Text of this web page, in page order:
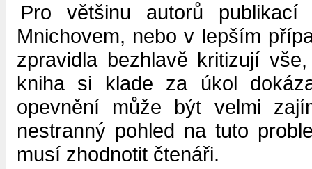
Pro většinu autorů
Mnichovem, nebo v lepším
zpravidla bezhlavě kritizují
kniha si klade za úkol
opevnění může být velmi
nestranný pohled na tuto
musí zhodnotit čtenáři.